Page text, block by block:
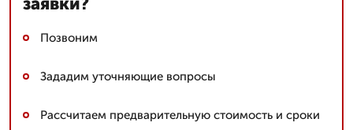
Позвоним
Зададим уточняющие вопросы
Рассчитаем предварительную стоимость и сроки